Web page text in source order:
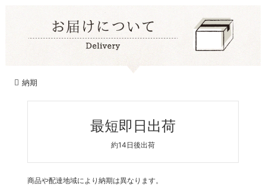
納期
最短即日出荷
約14日後出荷
商品や配達地域により納期は異なります。